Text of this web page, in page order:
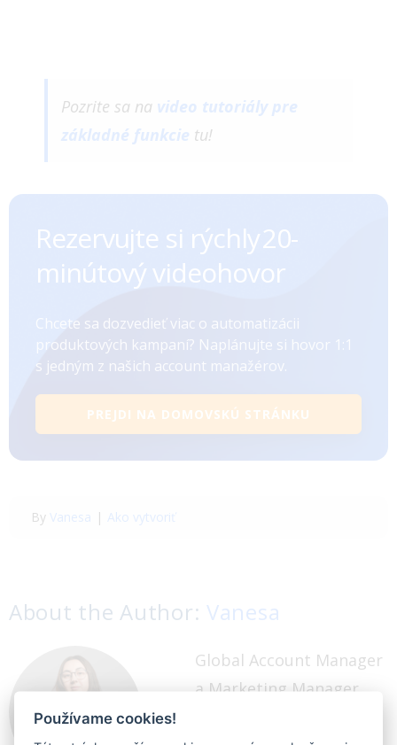
Pozrite sa na video tutoriály pre
základné funkcie tu!
Rezervujte si rýchly ㅤㅤㅤㅤ20-
minútový videohovor
Chcete sa dozvedieť viac o automatizácii
produktových kampaní? Naplánujte si hovor 1:1
s jedným z našich account manažérov.
PREJDI NA DOMOVSKÚ STRÁNKU
By Vanesa | Ako vytvoriť
About the Author: Vanesa
Global Account Manager
a Marketing Manager
Používame cookies!